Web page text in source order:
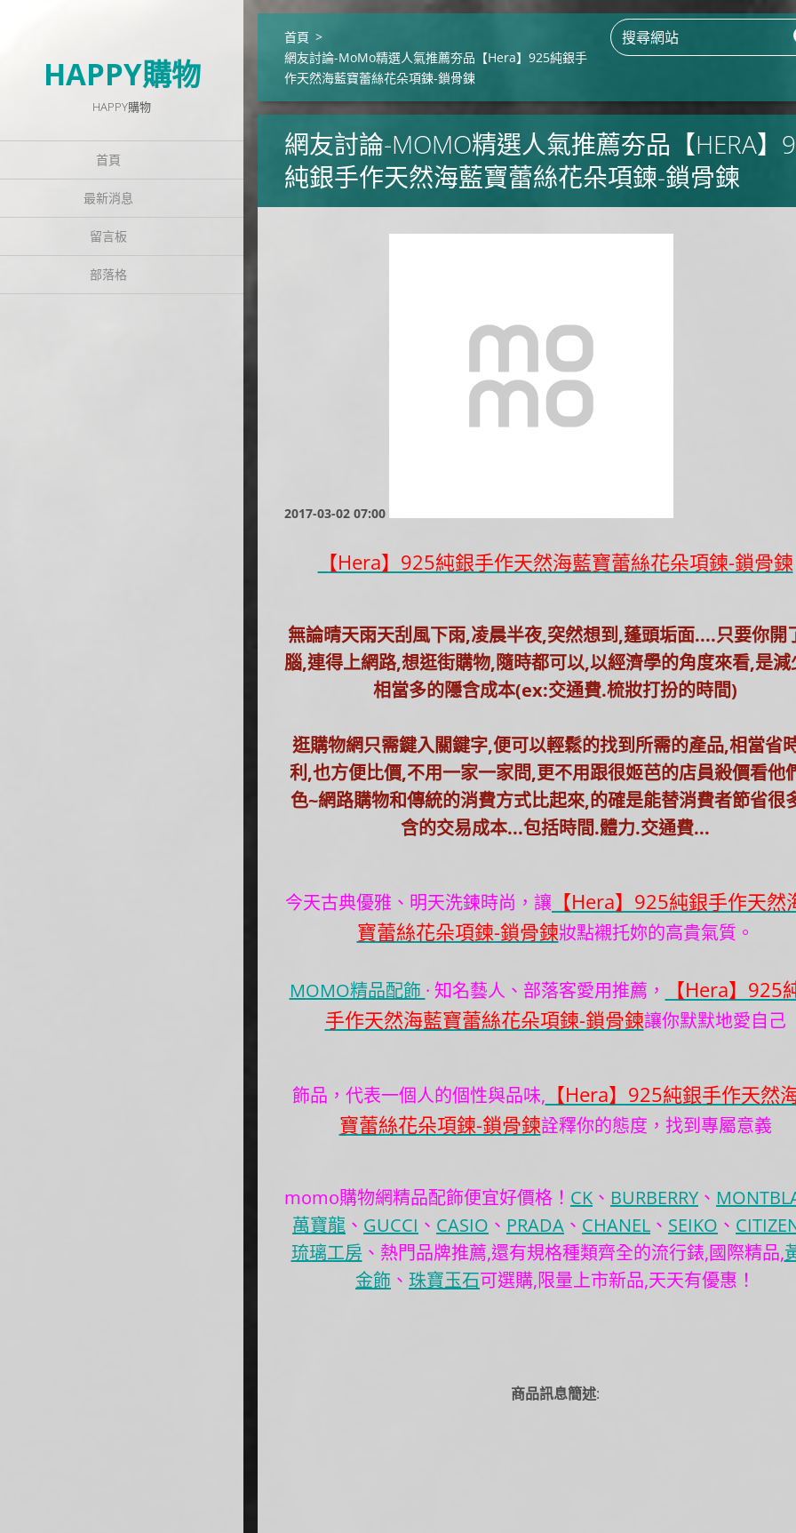
HAPPY購物
HAPPY購物
首頁
最新消息
留言板
部落格
首頁 >
網友討論-MoMo精選人氣推薦夯品【Hera】925純銀手
作天然海藍寶蕾絲花朵項鍊-鎖骨鍊
網友討論-MOMO精選人氣推薦夯品【HERA】
純銀手作天然海藍寶蕾絲花朵項鍊-鎖骨鍊
2017-03-02 07:00
【Hera】925純銀手作天然海藍寶蕾絲花朵項鍊-鎖骨鍊
無論晴天雨天刮風下雨,凌晨半夜,突然想到,蓬頭垢面....只要你開
腦,連得上網路,想逛街購物,隨時都可以,以經濟學的角度來看,是減
相當多的隱含成本(ex:交通費.梳妝打扮的時間)
逛購物網只需鍵入關鍵字,便可以輕鬆的找到所需的產品,相當省
利,也方便比價,不用一家一家問,更不用跟很姬芭的店員殺價看他
色~網路購物和傳統的消費方式比起來,的確是能替消費者節省很
含的交易成本...包括時間.體力.交通費...
今天古典優雅、明天洗鍊時尚，讓 【Hera】925純銀手作天然
寶蕾絲花朵項鍊-鎖骨鍊妝點襯托妳的高貴氣質。
MOMO精品配飾 · 知名藝人、部落客愛用推薦，
【Hera】925
手作天然海藍寶蕾絲花朵項鍊-鎖骨鍊讓你默默地愛自己
飾品，代表一個人的個性與品味, 【Hera】925純銀手作天然
寶蕾絲花朵項鍊-鎖骨鍊詮釋你的態度，找到專屬意義
momo購物網精品配飾便宜好價格！ CK 、 BURBERRY 、
萬寶龍 、 GUCCI 、 CASIO 、 PRADA 、 CHANEL 、 SEIKO 、
琉璃工房 、熱門品牌推薦,還有規格種類齊全的流行錶,國際精品,
金飾 、 珠寶玉石可選購,限量上市新品,天天有優惠！
商品訊息簡述: